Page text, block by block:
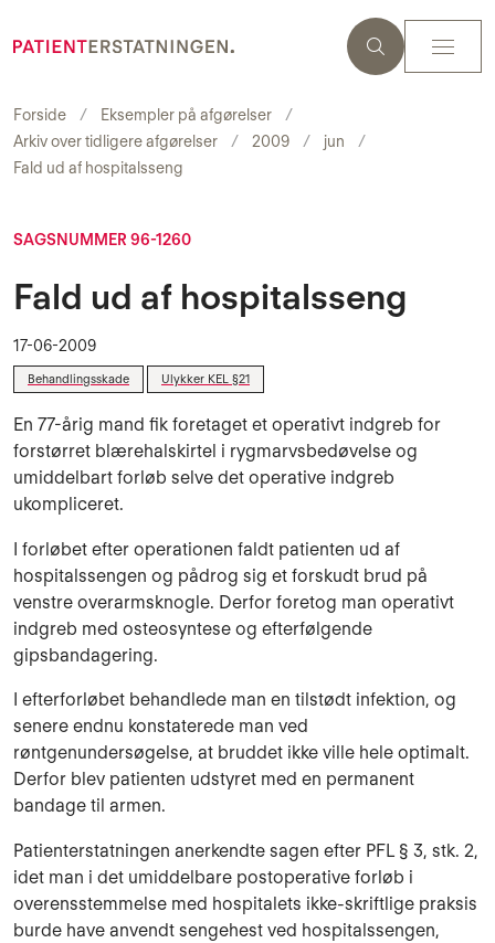
Forside
Eksempler på afgørelser
Arkiv over tidligere afgørelser
2009
jun
Fald ud af hospitalsseng
SAGSNUMMER 96-1260
Fald ud af hospitalsseng
17-06-2009
Behandlingsskade Ulykker KEL §21
En 77-årig mand fik foretaget et operativt indgreb for
forstørret blærehalskirtel i ryg­marvsbedøvelse og
umiddelbart forløb selve det operative indgreb
ukomplice­ret.
I forløbet efter operationen faldt patienten ud af
hospitalssengen og pådrog sig et forskudt brud på
venstre overarmsknogle. Derfor foretog man operativt
indgreb med osteosyntese og efterfølgende
gipsbandagering.
I efterforløbet behandlede man en tilstødt infektion, og
senere endnu kon­staterede man ved
røntgenundersøgelse, at bruddet ikke ville hele optimalt.
Derfor blev patienten udstyret med en permanent
bandage til armen.
Patienterstatningen anerkendte sagen efter PFL § 3, stk. 2,
idet man i det umid­del­bare postoperative forløb i
overensstemmelse med hospitalets ikke-skriftlige prak­sis
burde have anvendt sengehest ved hospitalssengen,